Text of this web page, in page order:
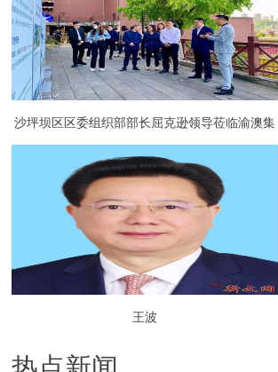
沙坪坝区区委组织部部长屈克逊领导莅临渝澳集
团调研指导园区党建工作
王波